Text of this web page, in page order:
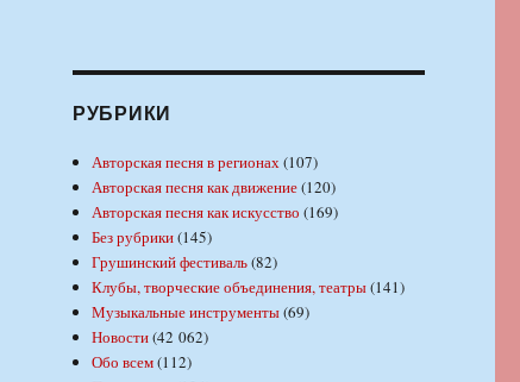
РУБРИКИ
Авторская песня в регионах(107)
Авторская песня как движение(120)
Авторская песня как искусство (169)
Без рубрики(145)
Грушинский фестиваль(82)
Клубы, творческие объединения, театры(141)
Музыкальные инструменты(69)
Новости(42 062)
Обо всем(112)